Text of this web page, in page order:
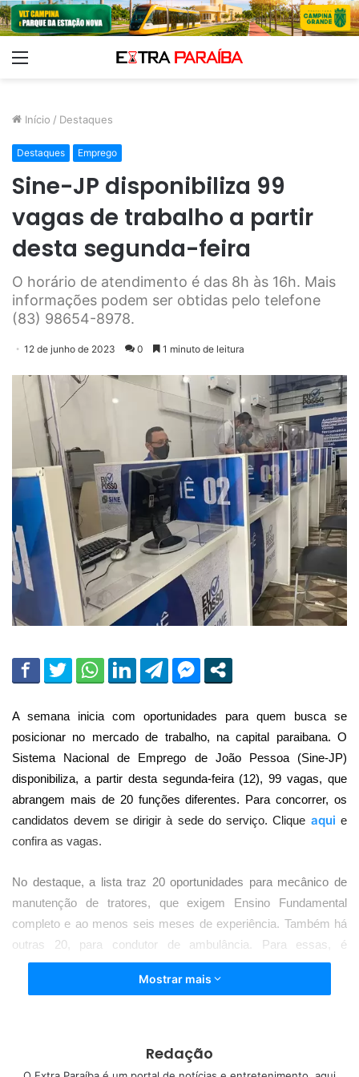
Início / Destaques
Destaques Emprego
Sine-JP disponibiliza 99
vagas de trabalho a partir
desta segunda-feira
O horário de atendimento é das 8h às 16h. Mais
informações podem ser obtidas pelo telefone
(83) 98654-8978.
12 de junho de 2023 0 1 minuto de leitura
A semana inicia com oportunidades para quem busca se
posicionar no mercado de trabalho, na capital paraibana. O
Sistema Nacional de Emprego de João Pessoa (Sine-JP)
disponibiliza, a partir desta segunda-feira (12), 99 vagas, que
abrangem mais de 20 funções diferentes. Para concorrer, os
candidatos devem se dirigir à sede do serviço. Clique aqui e
confira as vagas.
No destaque, a lista traz 20 oportunidades para mecânico de
manutenção de tratores, que exigem Ensino Fundamental
completo e ao menos seis meses de experiência. Também há
outras 20, para condutor de ambulância. Para essas, é
necessário ter habilitação categoria D, seis meses de
experiência, além de cursos de atendimento pré-hospitalar e de
Também há dez vagas para vendedor interno; dez, para
pedreiro; sete, para mecânico de máquina agrícola; três, para
Mostrar mais
Redação